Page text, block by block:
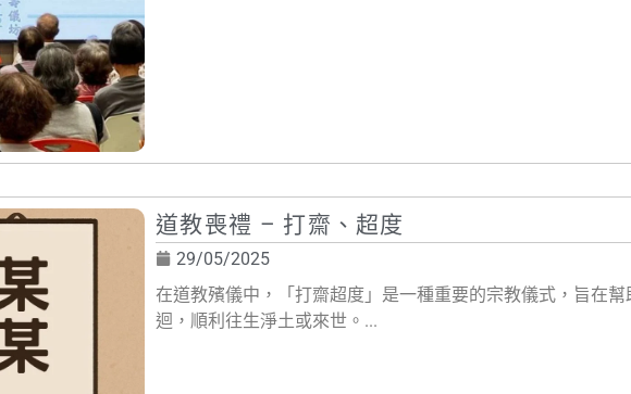
道教喪禮 – 打齋、超度
29/05/2025
在道教殯儀中，「打齋超度」是一種重要的宗教儀式，旨在
迴，順利往生淨土或來世。...